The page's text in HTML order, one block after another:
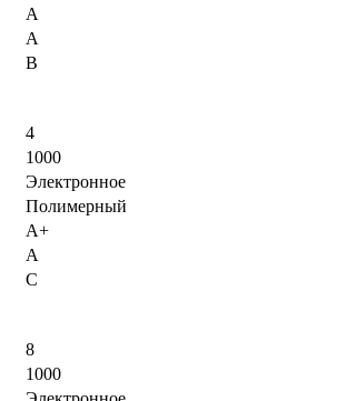
A
A
B
4
1000
Электронное
Полимерный
А+
А
С
8
1000